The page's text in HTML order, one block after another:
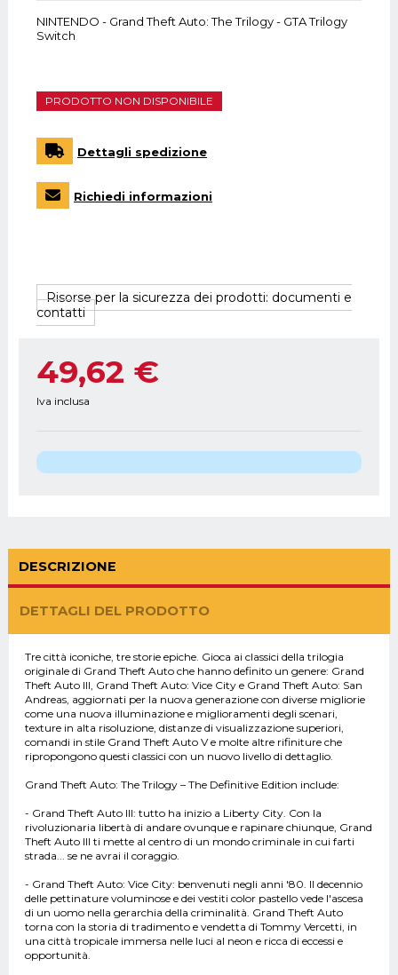
NINTENDO - Grand Theft Auto: The Trilogy - GTA Trilogy
Switch
PRODOTTO NON DISPONIBILE
Dettagli spedizione
Richiedi informazioni
Risorse per la sicurezza dei prodotti: documenti e
contatti
49,62 €
Iva inclusa
DESCRIZIONE
DETTAGLI DEL PRODOTTO
Tre città iconiche, tre storie epiche. Gioca ai classici della trilogia
originale di Grand Theft Auto che hanno definito un genere: Grand
Theft Auto III, Grand Theft Auto: Vice City e Grand Theft Auto: San
Andreas, aggiornati per la nuova generazione con diverse migliorie
come una nuova illuminazione e miglioramenti degli scenari,
texture in alta risoluzione, distanze di visualizzazione superiori,
comandi in stile Grand Theft Auto V e molte altre rifiniture che
ripropongono questi classici con un nuovo livello di dettaglio.
Grand Theft Auto: The Trilogy – The Definitive Edition include:
- Grand Theft Auto III: tutto ha inizio a Liberty City. Con la
rivoluzionaria libertà di andare ovunque e rapinare chiunque, Grand
Theft Auto III ti mette al centro di un mondo criminale in cui farti
strada... se ne avrai il coraggio.
- Grand Theft Auto: Vice City: benvenuti negli anni '80. Il decennio
delle pettinature voluminose e dei vestiti color pastello vede l'ascesa
di un uomo nella gerarchia della criminalità. Grand Theft Auto
torna con la storia di tradimento e vendetta di Tommy Vercetti, in
una città tropicale immersa nelle luci al neon e ricca di eccessi e
opportunità.